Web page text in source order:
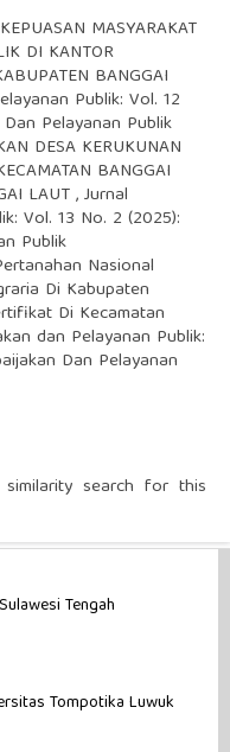
MASYARAKAT
DI KANTOR
BANGGAI
Publik: Vol. 12
Pelayanan Publik
DESA KERUKUNAN
BANGGAI
LAUT,Jurnal
Vol. 13 No. 2 (2025):
Publik
Nasional
Di Kabupaten
Di Kecamatan
dan Pelayanan Publik:
Dan Pelayanan
search for this
Tengah
Tompotika Luwuk